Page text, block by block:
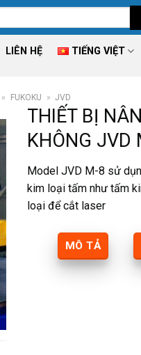
LIÊN HỆ TIẾNG VIỆT
» FUKOKU » JVD
THIẾT BỊ
KHÔNG JVD
Model JVD M-8 sử
kim loại tấm như tấm
loại để cắt laser
MÔ TẢ